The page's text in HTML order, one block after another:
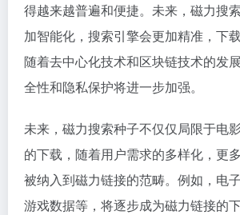
得越来越普遍和便捷。未来，磁力搜
加智能化，搜索引擎会更加精准，下
随着去中心化技术和区块链技术的发
全性和隐私保护将进一步加强。
未来，磁力搜索种子不仅仅局限于电
的下载，随着用户需求的多样化，更
被纳入到磁力链接的范畴。例如，电
游戏数据等，将逐步成为磁力链接的